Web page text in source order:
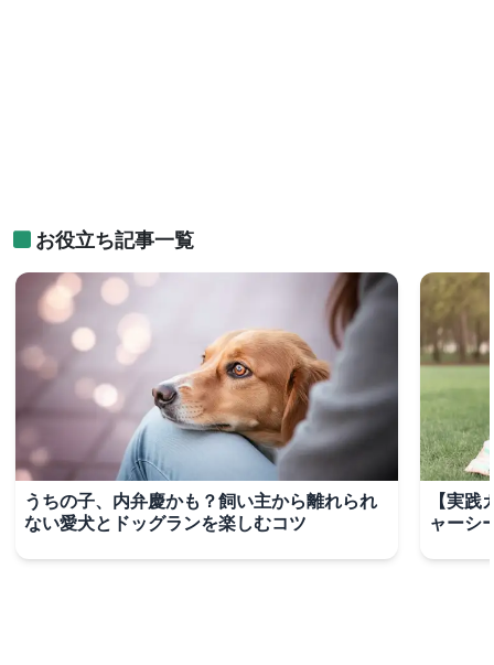
お役立ち記事一覧
うちの子、内弁慶かも？飼い主から離れられ
ない愛犬とドッグランを楽しむコツ
【実
ャーシ